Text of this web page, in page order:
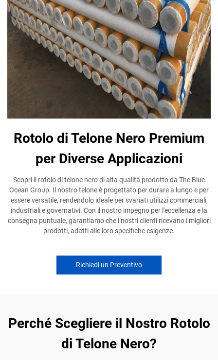
Rotolo di Telone Nero Premium
per Diverse Applicazioni
Scopri il rotolo di telone nero di alta qualità prodotto da The Blue
Ocean Group. Il nostro telone è progettato per durare a lungo e per
essere versatile, rendendolo ideale per svariati utilizzi commerciali,
industriali e governativi. Con il nostro impegno per l'eccellenza e la
consegna puntuale, garantiamo che i nostri clienti ricevano i migliori
prodotti, adatti alle loro specifiche esigenze.
Richiedi un Preventivo
Perché Scegliere il Nostro Rotolo
di Telone Nero?